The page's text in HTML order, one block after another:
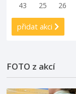
43
25 26
přidat akci
FOTO z akcí